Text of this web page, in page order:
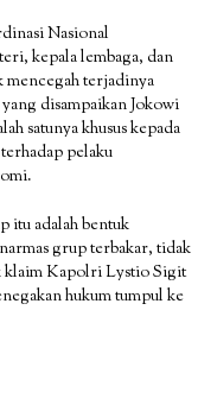
Nasional
kepala lembaga, dan
mencegah terjadinya
disampaikan Jokowi
satunya khusus kepada
pelaku
itu adalah bentuk
grup terbakar, tidak
klaim Kapolri Lystio Sigit
hukum tumpul ke